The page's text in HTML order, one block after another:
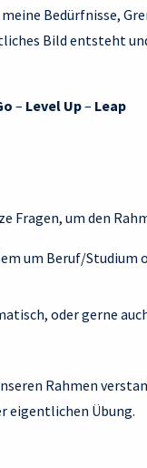
Bedürfnisse,
Bild entsteht
– Level Up– Leap
um den
um Beruf/Studium
oder gerne
Rahmen
eigentlichen Übung.